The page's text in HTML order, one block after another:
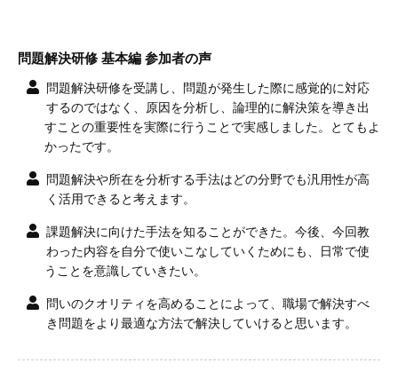
問題解決研修 基本編 参加者の声
問題解決研修を受講し、問題が発生した際に感覚的に対応
するのではなく、原因を分析し、論理的に解決策を導き出
すことの重要性を実際に行うことで実感しました。とてもよ
かったです。
問題解決や所在を分析する手法はどの分野でも汎用性が高
く活用できると考えます。
課題解決に向けた手法を知ることができた。今後、今回教
わった内容を自分で使いこなしていくためにも、日常で使
うことを意識していきたい。
問いのクオリティを高めることによって、職場で解決すべ
き問題をより最適な方法で解決していけると思います。